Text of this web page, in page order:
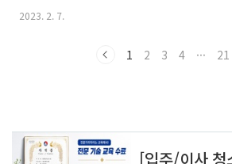
니다. 2023년 국민연금 변경 내용 국민연금은 연금
연금 수령시 소득이 있는 경우 국민연금 고갈시점,
만 ..
2023. 2. 7.
1 2 3 4 ··· 21